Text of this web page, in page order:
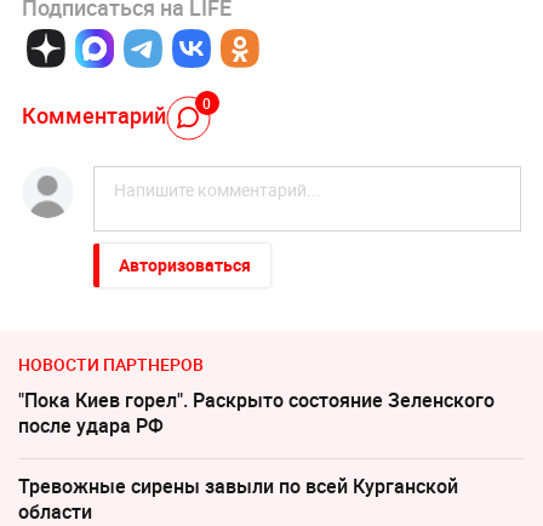
Подписаться на LIFE
Комментарий 0
Авторизоваться
НОВОСТИ ПАРТНЕРОВ
"Пока Киев горел". Раскрыто состояние Зеленского
после удара РФ
Тревожные сирены завыли по всей Курганской
области